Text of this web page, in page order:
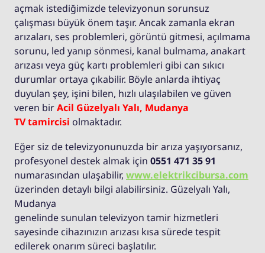
açmak istediğimizde televizyonun sorunsuz
çalışması büyük önem taşır. Ancak zamanla ekran
arızaları, ses problemleri, görüntü gitmesi, açılmama
sorunu, led yanıp sönmesi, kanal bulmama, anakart
arızası veya güç kartı problemleri gibi can sıkıcı
durumlar ortaya çıkabilir. Böyle anlarda ihtiyaç
duyulan şey, işini bilen, hızlı ulaşılabilen ve güven
veren birAcil Güzelyalı Yalı, Mudanya
TV tamircisi olmaktadır.
Eğer siz de televizyonunuzda bir arıza yaşıyorsanız,
profesyonel destek almak için 0551 471 35 91
numarasından ulaşabilir, www.elektrikcibursa.com
üzerinden detaylı bilgi alabilirsiniz. Güzelyalı Yalı,
Mudanya
genelinde sunulan televizyon tamir hizmetleri
sayesinde cihazınızın arızası kısa sürede tespit
edilerek onarım süreci başlatılır.